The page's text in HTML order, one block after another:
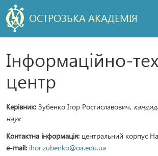
ОСТРОЗЬКА АКАДЕМІЯ
Інформаційно-
центр
Керівник: Зубенко Ігор Ростиславович,
наук
Контактна інформація: центральний корпус
e-mail: ihor.zubenko@oa.edu.ua